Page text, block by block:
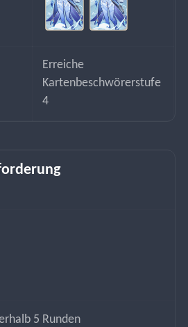
Erreiche
Kartenbeschwörerstufe
4
5 Runden